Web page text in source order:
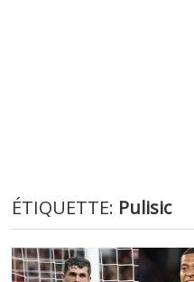
ÉTIQUETTE: Pulisic